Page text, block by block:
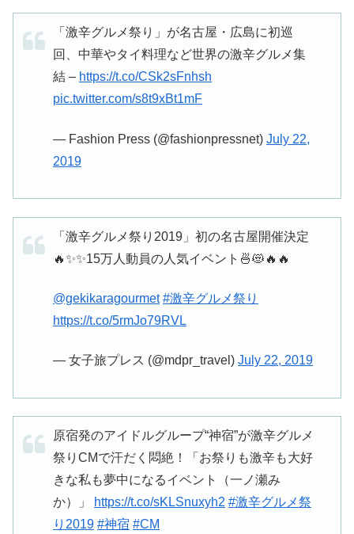
「激辛グルメ祭り」が名古屋・広島に初巡
回、中華やタイ料理など世界の激辛グルメ集
結 – https://t.co/CSk2sFnhsh
pic.twitter.com/s8t9xBt1mF
— Fashion Press (@fashionpressnet) July 22,
2019
「激辛グルメ祭り2019」初の名古屋開催決定
🔥✨✨15万人動員の人気イベント🍜😻🔥🔥
@gekikaragourmet #激辛グルメ祭り
https://t.co/5rmJo79RVL
— 女子旅プレス (@mdpr_travel) July 22, 2019
原宿発のアイドルグループ“神宿”が激辛グルメ
祭りCMで汗だく悶絶！「お祭りも激辛も大好
きな私も夢中になるイベント（一ノ瀬み
か）」
https://t.co/sKLSnuxyh2 #激辛グルメ祭
り2019 #神宿 #CM